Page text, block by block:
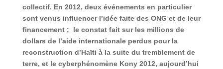
collectif. En 2012, deux événements en particulier
sont venus influencer l’idée faite des ONG et de leur
financement ; le constat fait sur les millions de
dollars de l’aide internationale perdus pour la
reconstruction d’Haïti à la suite du tremblement de
terre, et le cyberphénomène Kony 2012, aujourd’hui